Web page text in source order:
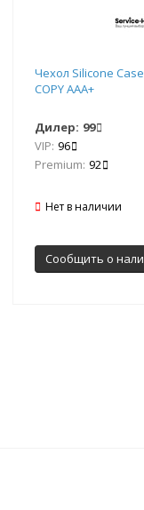
Чехол Silicone
COPY AAA+
Дилер: 99
VIP: 96
Premium: 92
Нет в наличии
Сообщить о